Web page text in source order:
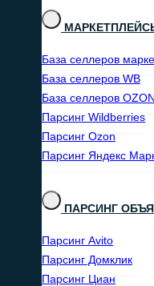
База селлеров
База селлеров WB
База селлеров OZON
Парсинг Wildberries
Парсинг Ozon
Парсинг Яндекс
ПАРСИНГ
Парсинг Avito
Парсинг Домклик
Парсинг Циан